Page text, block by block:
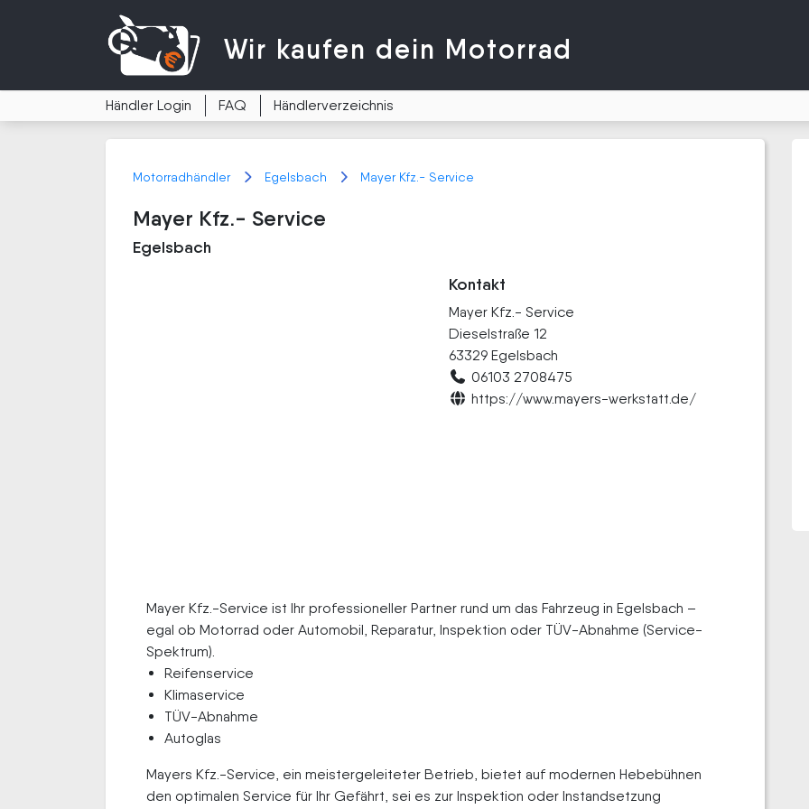
Wir kaufen dein Motorrad
Händler Login FAQ Händlerverzeichnis
Motorradhändler Egelsbach Mayer Kfz.- Service
Mayer Kfz.- Service
Egelsbach
Kontakt
Mayer Kfz.- Service
Dieselstraße 12
63329 Egelsbach
06103 2708475
https://www.mayers-werkstatt.de/
Mayer Kfz.-Service ist Ihr professioneller Partner rund um das Fahrzeug in Egelsbach –
egal ob Motorrad oder Automobil, Reparatur, Inspektion oder TÜV-Abnahme (Service-
Spektrum).
Reifenservice
Klimaservice
TÜV-Abnahme
Autoglas
Mayers Kfz.-Service, ein meistergeleiteter Betrieb, bietet auf modernen Hebebühnen
den optimalen Service für Ihr Gefährt, sei es zur Inspektion oder Instandsetzung